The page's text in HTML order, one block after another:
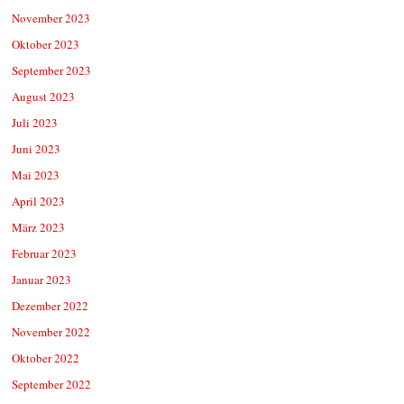
November 2023
Oktober 2023
September 2023
August 2023
Juli 2023
Juni 2023
Mai 2023
April 2023
März 2023
Februar 2023
Januar 2023
Dezember 2022
November 2022
Oktober 2022
September 2022